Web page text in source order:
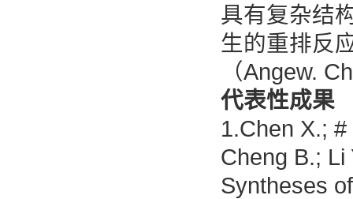
具有复杂结
生的重排反
（Angew.
代表性成果
1.Chen X.;
Cheng B.; Li
Syntheses